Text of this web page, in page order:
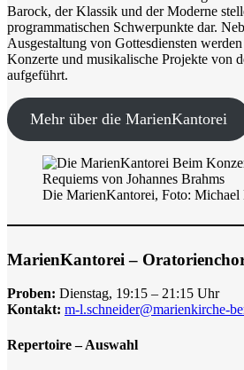
Barock, der Klassik und der Moderne
programmatischen Schwerpunkte dar.
Ausgestaltung von Gottesdiensten
Konzerte und musikalische Projekte von
aufgeführt.
Mehr über die MarienKantorei
Die MarienKantorei, Foto: Michael
MarienKantorei –
Proben: Dienstag, 19:15 – 21:15 Uhr
Kontakt: m-l.schneider@marienkirche-
Repertoire – Auswahl